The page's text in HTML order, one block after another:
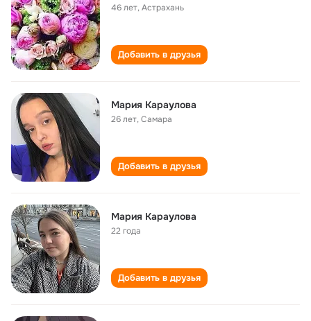
46 лет,Астрахань
Добавить в друзья
Мария Караулова
26 лет,Самара
Добавить в друзья
Мария Караулова
22 года
Добавить в друзья